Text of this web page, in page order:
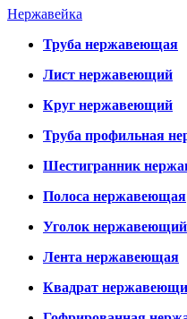
Нержавейка
Труба нержавеющая
Лист нержавеющий
Круг нержавеющий
Труба профильная
Шестигранник
Полоса нержавеющая
Уголок нержавеющий
Лента нержавеющая
Квадрат